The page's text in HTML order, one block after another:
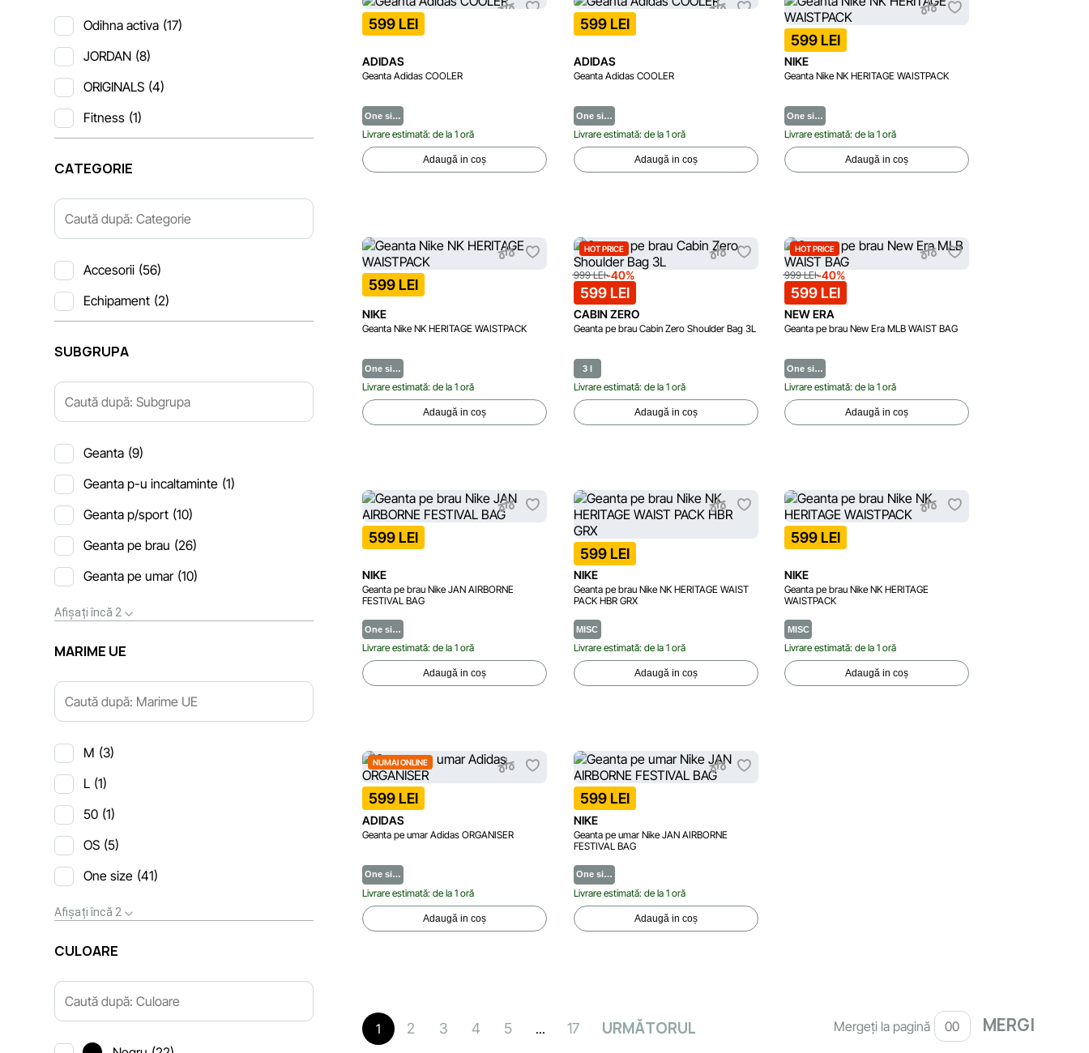
Odihna activa (17)
JORDAN (8)
ORIGINALS (4)
Fitness (1)
CATEGORIE
Accesorii (56)
Echipament (2)
SUBGRUPA
Geanta (9)
Geanta p-u incaltaminte (1)
Geanta p/sport (10)
Geanta pe brau (26)
Geanta pe umar (10)
Afișați încă 2
MARIME UE
M (3)
L (1)
50 (1)
OS (5)
One size (41)
Afișați încă 2
СULOARE
599 LEI
ADIDAS
Geanta Adidas COOLER
One si…
Livrare estimată: de la 1 oră
Adaugă in coș
599 LEI
ADIDAS
Geanta Adidas COOLER
One si…
Livrare estimată: de la 1 oră
Adaugă in coș
599 LEI
NIKE
Geanta Nike NK HERITAGE WAISTPACK
One si…
Livrare estimată: de la 1 oră
Adaugă in coș
599 LEI
NIKE
Geanta Nike NK HERITAGE WAISTPACK
One si…
Livrare estimată: de la 1 oră
Adaugă in coș
HOT PRICE
999 LEI-40%
599 LEI
CABIN ZERO
Geanta pe brau Cabin Zero Shoulder Bag 3L
3 l
Livrare estimată: de la 1 oră
Adaugă in coș
HOT PRICE
999 LEI-40%
599 LEI
NEW ERA
Geanta pe brau New Era MLB WAIST BAG
One si…
Livrare estimată: de la 1 oră
Adaugă in coș
599 LEI
NIKE
Geanta pe brau Nike JAN AIRBORNE
FESTIVAL BAG
One si…
Livrare estimată: de la 1 oră
Adaugă in coș
599 LEI
NIKE
Geanta pe brau Nike NK HERITAGE WAIST
PACK HBR GRX
MISC
Livrare estimată: de la 1 oră
Adaugă in coș
599 LEI
NIKE
Geanta pe brau Nike NK HERITAGE
WAISTPACK
MISC
Livrare estimată: de la 1 oră
Adaugă in coș
NUMAI ONLINE
599 LEI
ADIDAS
Geanta pe umar Adidas ORGANISER
One si…
Livrare estimată: de la 1 oră
Adaugă in coș
599 LEI
NIKE
Geanta pe umar Nike JAN AIRBORNE
FESTIVAL BAG
One si…
Livrare estimată: de la 1 oră
Adaugă in coș
1 2 3 4 5 ... 17 URMĂTORUL Mergeți la pagină